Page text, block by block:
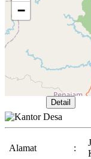
−
Detail
Alamat :